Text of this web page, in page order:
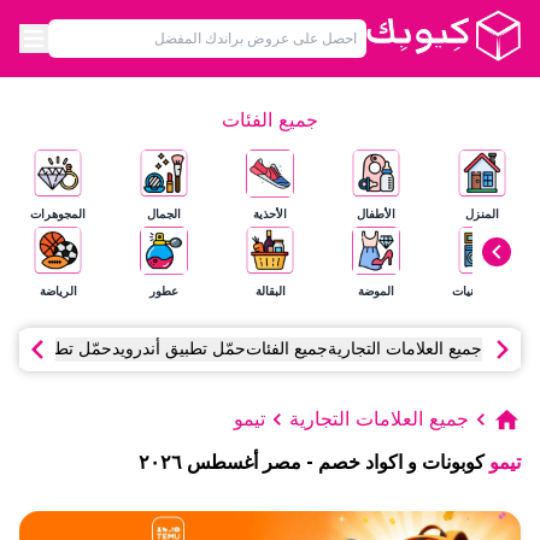
جميع الفئات
المنزل
الإلكترونيات
الأطفال
الموضة
الأحذية
البقالة
الجمال
عطور
المجوهرات
الرياضة
جميع العلامات التجاريةجميع الفئاتحمّل تطبيق أندرويدحمّل تطبيق آي
جميع العلامات التجارية تيمو
تيمو كوبونات و اكواد خصم - مصر أغسطس ٢٠٢٦